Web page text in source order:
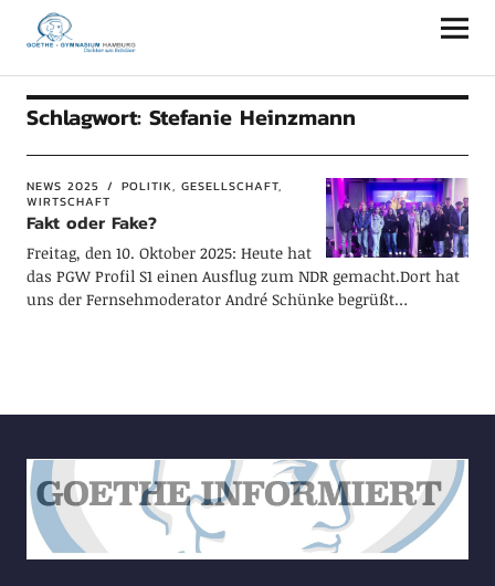
Goethe-Gymnasium Hamburg
Schlagwort: Stefanie Heinzmann
NEWS 2025
POLITIK, GESELLSCHAFT,
WIRTSCHAFT
Fakt oder Fake?
Freitag, den 10. Oktober 2025: Heute hat
das PGW Profil S1 einen Ausflug zum NDR gemacht.Dort hat
uns der Fernsehmoderator André Schünke begrüßt…